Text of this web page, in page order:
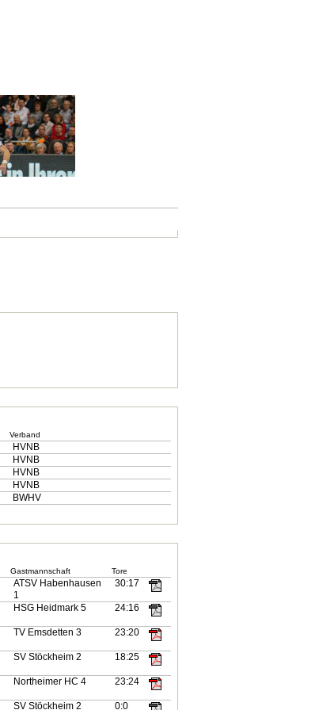
Verband
HVNB
HVNB
HVNB
HVNB
BWHV
Gastmannschaft Tore
ATSV Habenhausen
1
30:17
HSG Heidmark 5 24:16
TV Emsdetten 3 23:20
SV Stöckheim 2 18:25
Northeimer HC 4 23:24
SV Stöckheim 2 0:0